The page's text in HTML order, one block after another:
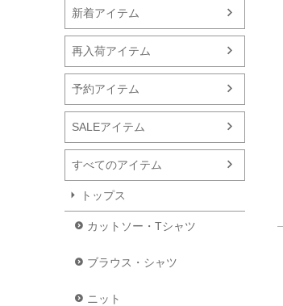
新着アイテム
再入荷アイテム
予約アイテム
SALEアイテム
すべてのアイテム
トップス
カットソー・Tシャツ
ブラウス・シャツ
ニット